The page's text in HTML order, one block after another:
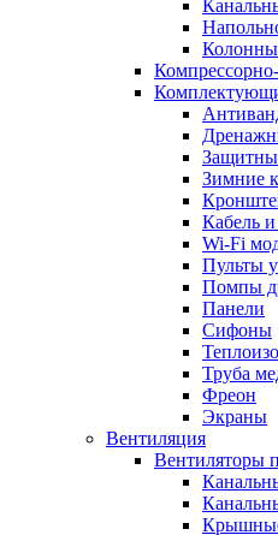
Зимние
Кабель
Wi-Fi
Пульты
Помпы
Панели
Сифоны
Труба
Фреон
Экраны
Вентиляция
Вентиляторы